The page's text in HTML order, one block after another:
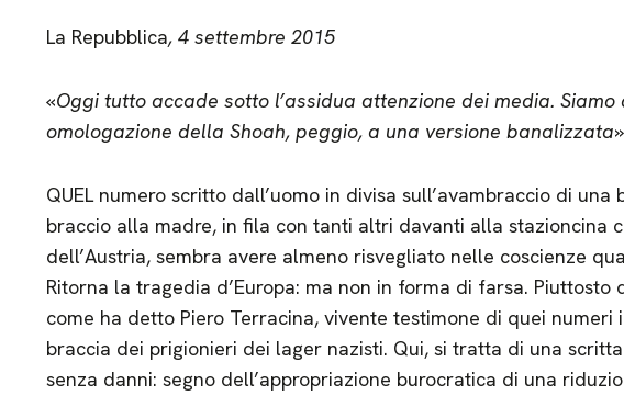
La Repubblica, 4 settembre 2015
«Oggi tutto accade sotto l’assidua attenzione dei media.
omologazione della Shoah, peggio, a una versione banalizzata»
QUEL numero scritto dall’uomo in divisa sull’avambraccio di
braccio alla madre, in fila con tanti altri davanti alla stazioncina
dell’Austria, sembra avere almeno risvegliato nelle coscienze
Ritorna la tragedia d’Europa: ma non in forma di farsa. Piuttosto
come ha detto Piero Terracina, vivente testimone di quei numeri
braccia dei prigionieri dei lager nazisti. Qui, si tratta di una
senza danni: segno dell’appropriazione burocratica di una